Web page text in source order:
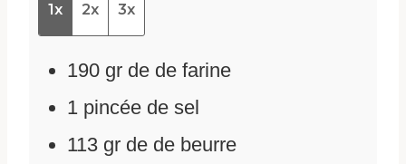
1x 2x 3x
190 gr de de farine
1 pincée de sel
113 gr de de beurre